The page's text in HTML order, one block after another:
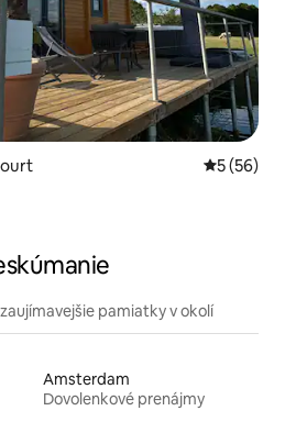
5 (56)
pamiatky v okolí
Amsterdam
Dovolenkové prenájmy